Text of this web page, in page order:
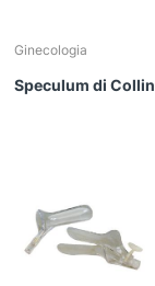
Ginecologia
Speculum di Collin